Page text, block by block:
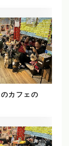
カフェの